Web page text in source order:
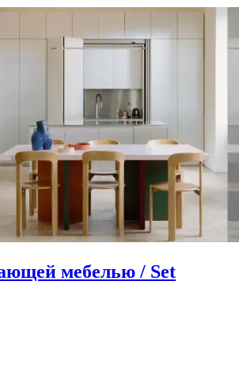
мебелью / Set